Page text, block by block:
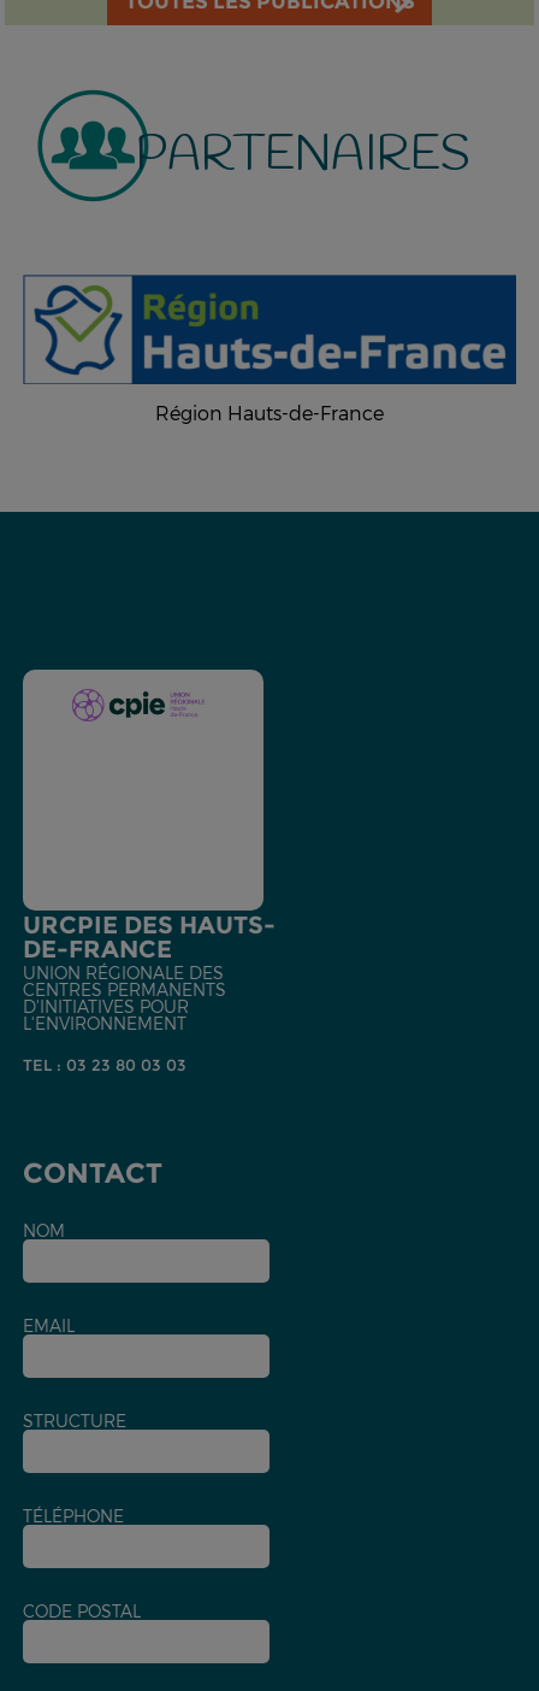
PARTENAIRES
Région Hauts-de-France
URCPIE DES HAUTS-
DE-FRANCE
UNION RÉGIONALE DES
CENTRES PERMANENTS
D'INITIATIVES POUR
L'ENVIRONNEMENT
TEL : 03 23 80 03 03
CONTACT
NOM
EMAIL
STRUCTURE
TÉLÉPHONE
CODE POSTAL